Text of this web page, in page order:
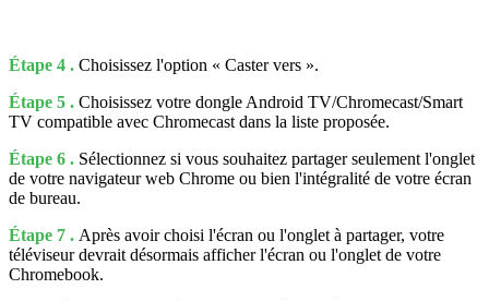
Étape 4 . Choisissez l'option « Caster vers ».
Étape 5 . Choisissez votre dongle Android TV/Chromecast/Smart
TV compatible avec Chromecast dans la liste proposée.
Étape 6 . Sélectionnez si vous souhaitez partager seulement l'onglet
de votre navigateur web Chrome ou bien l'intégralité de votre écran
de bureau.
Étape 7 . Après avoir choisi l'écran ou l'onglet à partager, votre
téléviseur devrait désormais afficher l'écran ou l'onglet de votre
Chromebook.